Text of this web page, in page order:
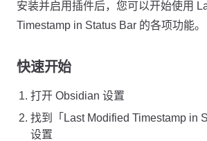
安装并启用插件后，您可以开始使用
Timestamp in Status Bar 的各项功能。
快速开始
打开 Obsidian 设置
找到「Last Modified Timestamp in
设置